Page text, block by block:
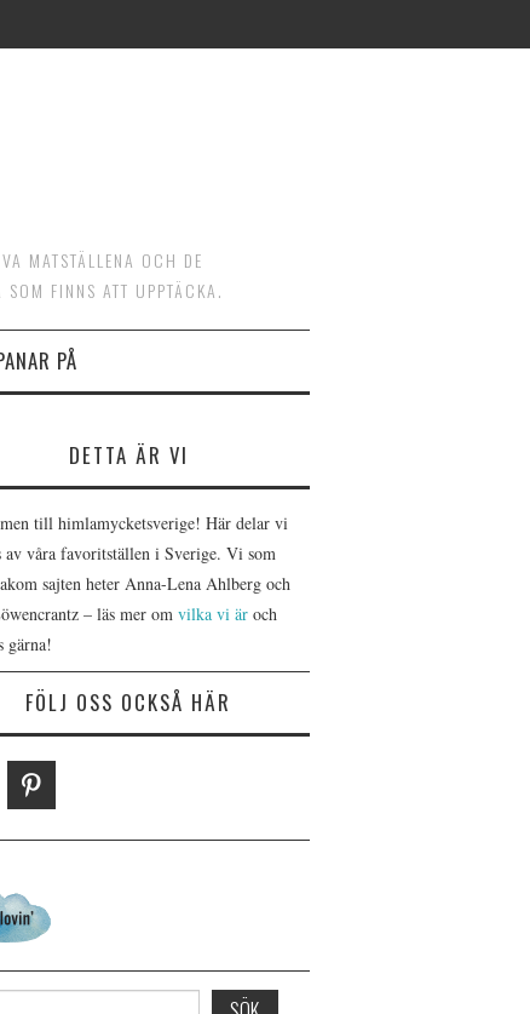
MATSTÄLLENA OCH DE
FINNS ATT UPPTÄCKA.
PÅ
DETTA ÄR VI
till himlamycketsverige! Här delar vi
av våra favoritställen i Sverige. Vi som
sajten heter Anna-Lena Ahlberg och
– läs mer om vilka vi är och
gärna!
FÖLJ OSS OCKSÅ HÄR